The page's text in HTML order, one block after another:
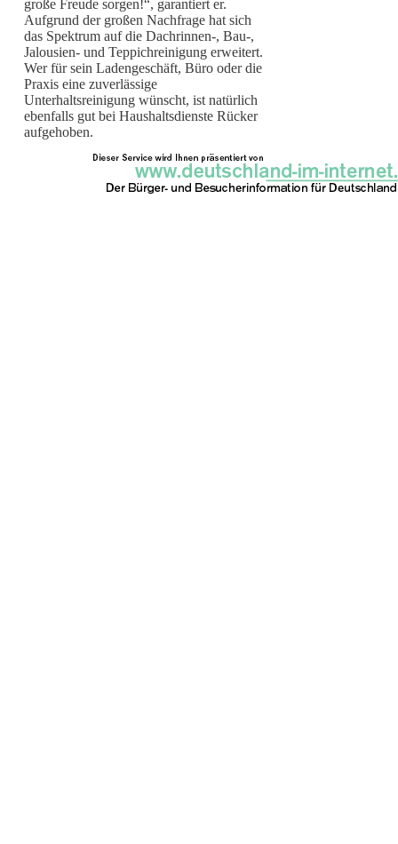
große Freude sorgen!“, garantiert er.
Aufgrund der großen Nachfrage hat sich
das Spektrum auf die Dachrinnen-, Bau-,
Jalousien- und Teppichreinigung erweitert.
Wer für sein Ladengeschäft, Büro oder die
Praxis eine zuverlässige
Unterhaltsreinigung wünscht, ist natürlich
ebenfalls gut bei Haushaltsdienste Rücker
aufgehoben.